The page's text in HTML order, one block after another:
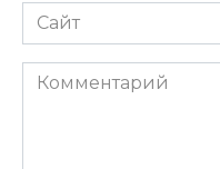
Сайт
Комментарий